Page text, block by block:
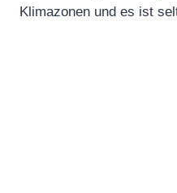
Klimazonen und es ist